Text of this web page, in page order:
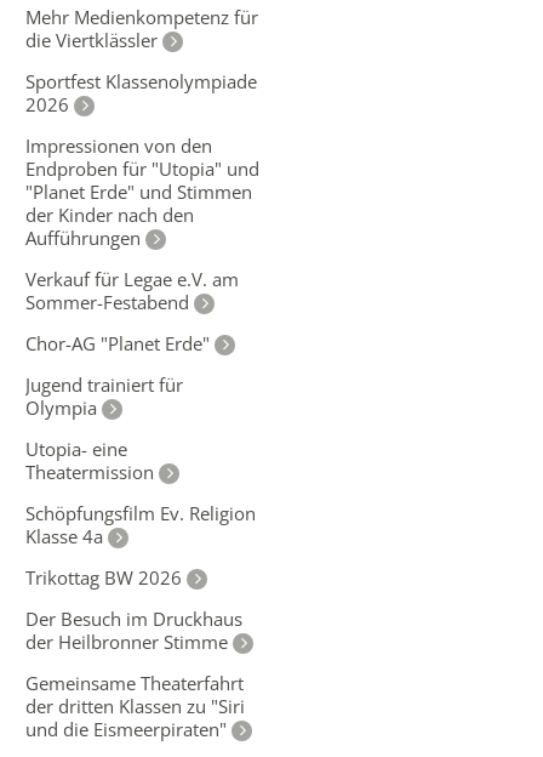
Mehr Medienkompetenz für
die Viertklässler
Sportfest Klassenolympiade
2026
Impressionen von den
Endproben für "Utopia" und
"Planet Erde" und Stimmen
der Kinder nach den
Aufführungen
Verkauf für Legae e.V. am
Sommer-Festabend
Chor-AG "Planet Erde"
Jugend trainiert für
Olympia
Utopia- eine
Theatermission
Schöpfungsfilm Ev. Religion
Klasse 4a
Trikottag BW 2026
Der Besuch im Druckhaus
der Heilbronner Stimme
Gemeinsame Theaterfahrt
der dritten Klassen zu "Siri
und die Eismeerpiraten"